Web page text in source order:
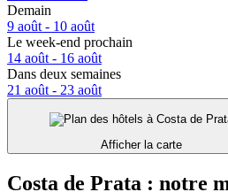
Demain
9 août - 10 août
Le week-end prochain
14 août - 16 août
Dans deux semaines
21 août - 23 août
Afficher la carte
Costa de Prata : notre